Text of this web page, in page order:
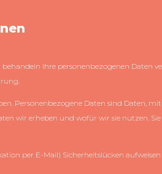
Ihre personenbezogenen Daten
Personenbezogene Daten sind Daten,
wir erheben und wofür wir sie nutzen.
per E-Mail) Sicherheitslücken aufweisen